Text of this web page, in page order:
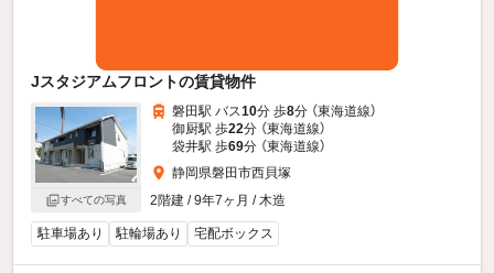
Jスタジアムフロントの賃貸物件
すべての写真
磐田駅 バス10分 歩8分 （東海道線）
御厨駅 歩22分 （東海道線）
袋井駅 歩69分 （東海道線）
静岡県磐田市西貝塚
2階建 / 9年7ヶ月 / 木造
駐車場あり 駐輪場あり 宅配ボックス